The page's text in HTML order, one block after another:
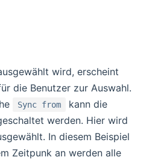
wird, erscheint
die Benutzer zur Auswahl.
Sync from
kann die
werden. Hier wird
In diesem Beispiel
Zeitpunk an werden alle